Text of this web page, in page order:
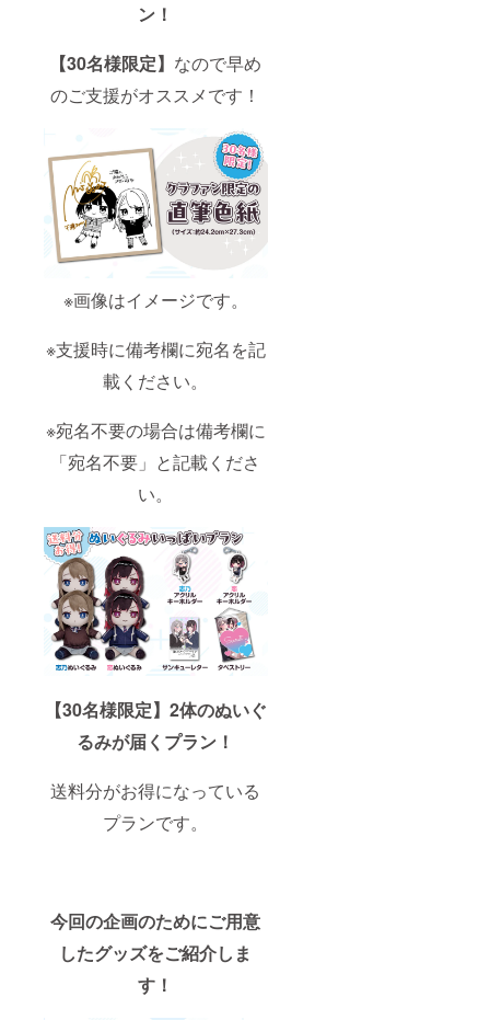
ン！
【30名様限定】 なので早め
のご支援がオススメです！
※画像はイメージです。
※支援時に備考欄に宛名を記
載ください。
※宛名不要の場合は備考欄に
「宛名不要」と記載くださ
い。
【30名様限定】2体のぬいぐ
るみが届くプラン！
送料分がお得になっている
プランです。
今回の企画のためにご用意
したグッズをご紹介しま
す！